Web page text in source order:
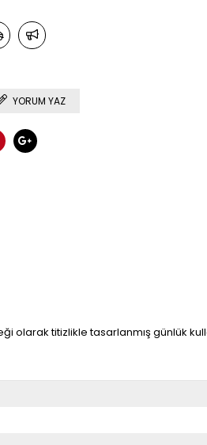
YORUM YAZ
titizlikle tasarlanmış günlük